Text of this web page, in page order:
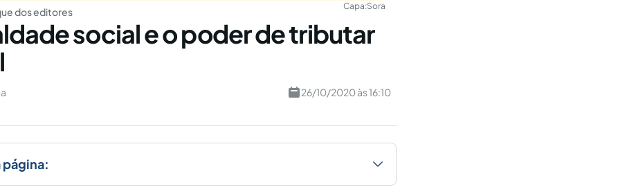
Capa:Sora
dos editores
social e o poder de tributar
26/10/2020 às 16:10
página: